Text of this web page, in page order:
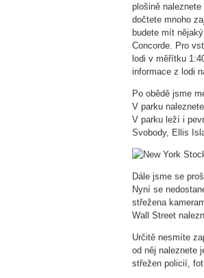
plošině
dočtete mnoho
budete mít
Concorde. Pro
lodi v měřítku
informace z lodi
Po obědě jsme
V parku
V parku leží i
Svobody, Ellis
Dále jsme se
Nyní se
střežena
Wall Street
Určitě nesmíte
od něj naleznete
střežen policií,